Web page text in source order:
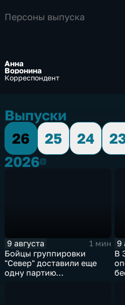
Персоны выпуска
Анна
Воронина
Корреспондент
Выпуски
26
25 24
20262026
9 августа
1 мин
Бойцы группировки
"Север" доставили еще
одну партию
9
В